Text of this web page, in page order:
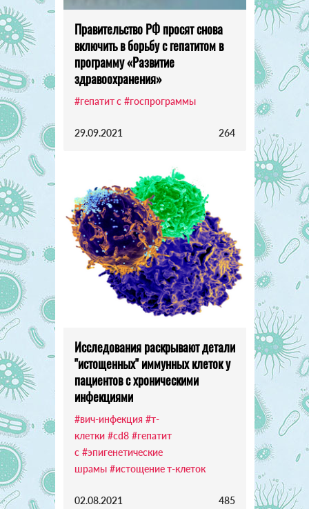
Правительство РФ просят снова
включить в борьбу с гепатитом в
программу «Развитие
здравоохранения»
#гепатит с #госпрограммы
29.09.2021 264
Исследования раскрывают детали
"истощенных" иммунных клеток у
пациентов с хроническими
инфекциями
#вич-инфекция #т-
клетки #cd8 #гепатит
с #эпигенетические
шрамы #истощение т-клеток
02.08.2021 485